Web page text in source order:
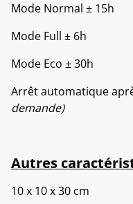
Mode Normal ± 15h
Mode Full ± 6h
Mode Eco ± 30h
Arrêt automatique
demande)
Autres
10 x 10 x 30 cm